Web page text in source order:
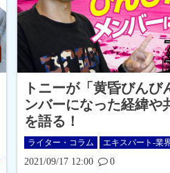
トニーが「黄昏びんび
ンバーになった経緯や
を語る！
ライター・コラム エキスパート-業
2021/09/17 12:00 0